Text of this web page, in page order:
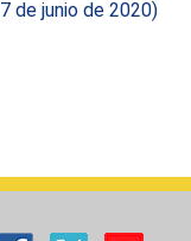
de junio de 2020)